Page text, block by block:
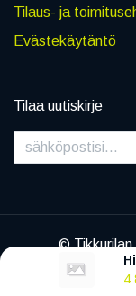
4
Tilaus- ja
Evästekäytäntö
Tilaa uutiskirje
©